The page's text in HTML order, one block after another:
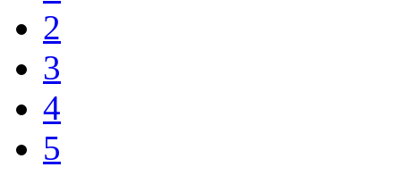
2
3
4
5